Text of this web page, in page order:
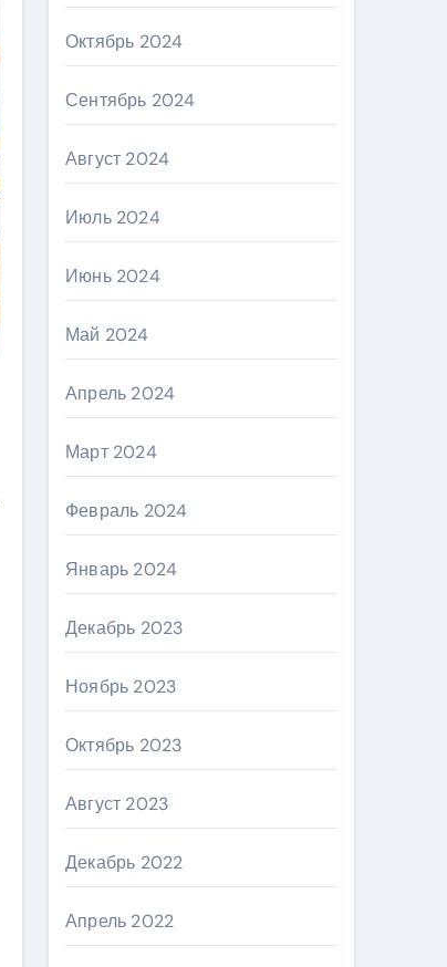
Октябрь 2024
Сентябрь 2024
Август 2024
Июль 2024
Июнь 2024
Май 2024
Апрель 2024
Март 2024
Февраль 2024
Январь 2024
Декабрь 2023
Ноябрь 2023
Октябрь 2023
Август 2023
Декабрь 2022
Апрель 2022